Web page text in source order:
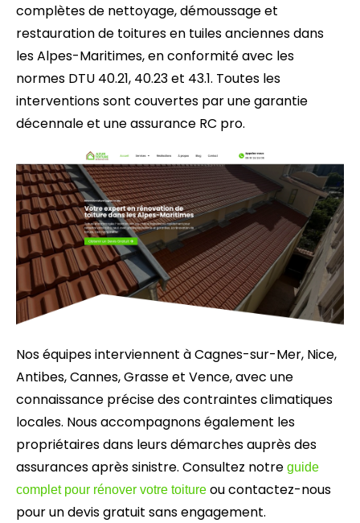
complètes de nettoyage, démoussage et
restauration de toitures en tuiles anciennes dans
les Alpes-Maritimes, en conformité avec les
normes DTU 40.21, 40.23 et 43.1. Toutes les
interventions sont couvertes par une garantie
décennale et une assurance RC pro.
Nos équipes interviennent à Cagnes-sur-Mer, Nice,
Antibes, Cannes, Grasse et Vence, avec une
connaissance précise des contraintes climatiques
locales. Nous accompagnons également les
propriétaires dans leurs démarches auprès des
assurances après sinistre. Consultez notre guide
complet pour rénover votre toiture ou contactez-nous
pour un devis gratuit sans engagement.